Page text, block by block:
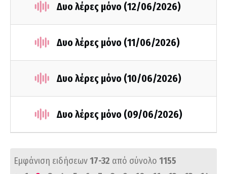
Δυο λέρες μόνο (12/06/2026)
Δυο λέρες μόνο (11/06/2026)
Δυο λέρες μόνο (10/06/2026)
Δυο λέρες μόνο (09/06/2026)
Εμφάνιση ειδήσεων17-32 από σύνολο 1155